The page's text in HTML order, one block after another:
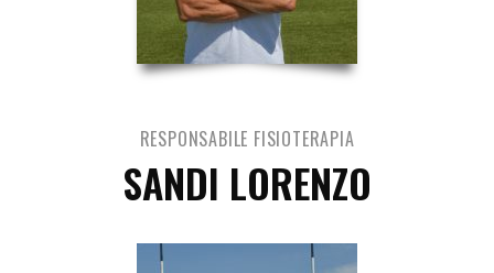
RESPONSABILE FISIOTERAPIA
SANDI LORENZO